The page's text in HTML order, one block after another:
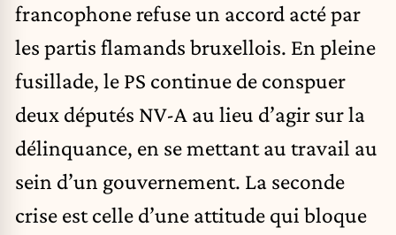
francophone refuse un accord acté par
les partis flamands bruxellois. En pleine
fusillade, le PS continue de conspuer
deux députés NV-A au lieu d’agir sur la
délinquance, en se mettant au travail au
sein d’un gouvernement. La seconde
crise est celle d’une attitude qui bloque